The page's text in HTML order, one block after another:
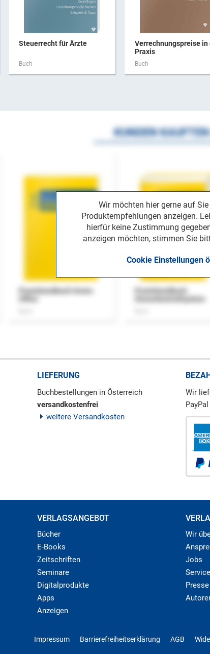
Steuerrecht für Ärzte
Buch
Verrechnungspreise in
Praxis
Buch
Wir möchten hier gerne auf
Produktempfehlungen anzeigen.
hierfür keine Zustimmung
anzeigen möchten, stimmen Sie
Cookie Einstellungen
KUNDEN
Praxishandbuch Home-
Praxishandbuch
LIEFERUNG
Buchbestellungen in Österreich
versandkostenfrei
weitere Versandkosten
Wir
VERLAGSANGEBOT
Bücher
E-Books
Zeitschriften
Seminare
Digitalprodukte
Apps
Anzeigen
Wir
Jobs
Service
Presse
Impressum Barrierefreiheitserklärung AGB